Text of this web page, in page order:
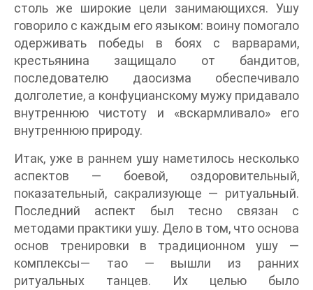
столь же широкие цели занимающихся. Ушу
говорило с каждым его языком: воину помогало
одерживать победы в боях с варварами,
крестьянина защищало от бандитов,
последователю даосизма обеспечивало
долголетие, а конфуцианскому мужу придавало
внутреннюю чистоту и «вскармливало» его
внутреннюю природу.
Итак, уже в раннем ушу наметилось несколько
аспектов — боевой, оздоровительный,
показательный, сакрализующе — ритуальный.
Последний аспект был тесно связан с
методами практики ушу. Дело в том, что основа
основ тренировки в традиционном ушу —
комплексы— тао — вышли из ранних
ритуальных танцев. Их целью было